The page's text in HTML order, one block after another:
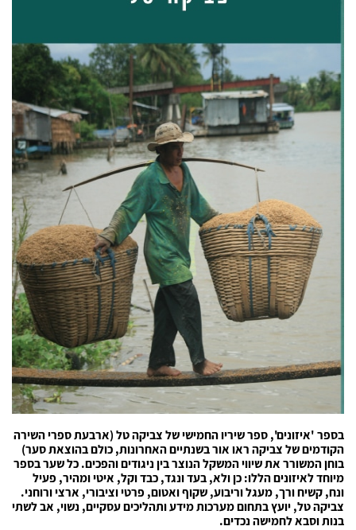
בספר 'איזונים', ספר שיריו החמישי של צביקה טל (ארבעת ספרי השירה
הקודמים של צביקה ראו אור בשנתיים האחרונות, כולם בהוצאת סער)
בוחן המשורר את שיווי המשקל הנוצר בין ניגודים והפכים. כל שער בספר
מיוחד לאיזונים הללו: כן ולא, בעד ונגד, כבד וקל, איטי ומהיר, פעיל
ונח, קשיח ורך, מעגל וריבוע, שקוף ואטום, פרטי וציבורי, ארצי ורוחני.
צביקה טל, יועץ בתחום מערכות מידע ותהליכים עסקיים, נשוי, אב לשתי
בנות וסבא לחמישה נכדים.